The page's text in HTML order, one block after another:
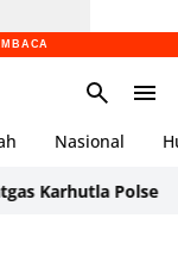
Nasional
Polsek